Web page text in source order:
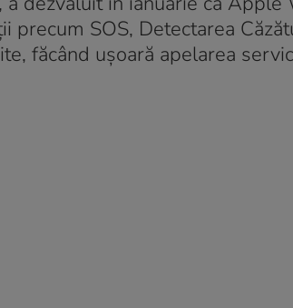
precum SOS, Detectarea
făcând ușoară apelarea